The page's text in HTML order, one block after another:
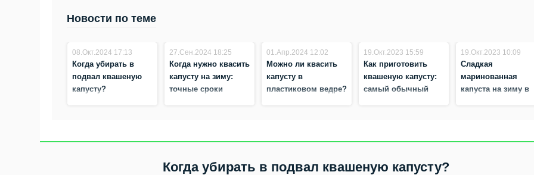
Новости по теме
08.Окт.2024 17:13
Когда убирать в
подвал квашеную
капусту?
27.Сен.2024 18:25
Когда нужно квасить
капусту на зиму:
точные сроки
01.Апр.2024 12:02
Можно ли квасить
капусту в
пластиковом ведре?
19.Окт.2023 15:59
Как приготовить
квашеную капусту:
самый обычный
19.Окт.2023 10:09
Сладкая
маринованная
капуста на зиму в
Когда убирать в подвал квашеную капусту?